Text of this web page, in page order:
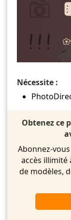
Nécessite :
Obtenez ce
Abonnez-
accès illimité
de modèles,